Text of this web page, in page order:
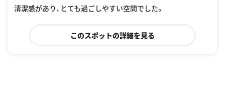
清潔感があり、とても過ごしやすい空間でした。
このスポットの詳細を見る